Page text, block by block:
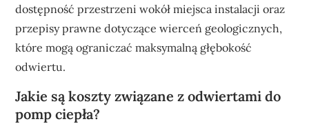
dostępność przestrzeni wokół miejsca instalacji oraz
przepisy prawne dotyczące wierceń geologicznych,
które mogą ograniczać maksymalną głębokość
odwiertu.
Jakie są koszty związane z odwiertami do
pomp ciepła?